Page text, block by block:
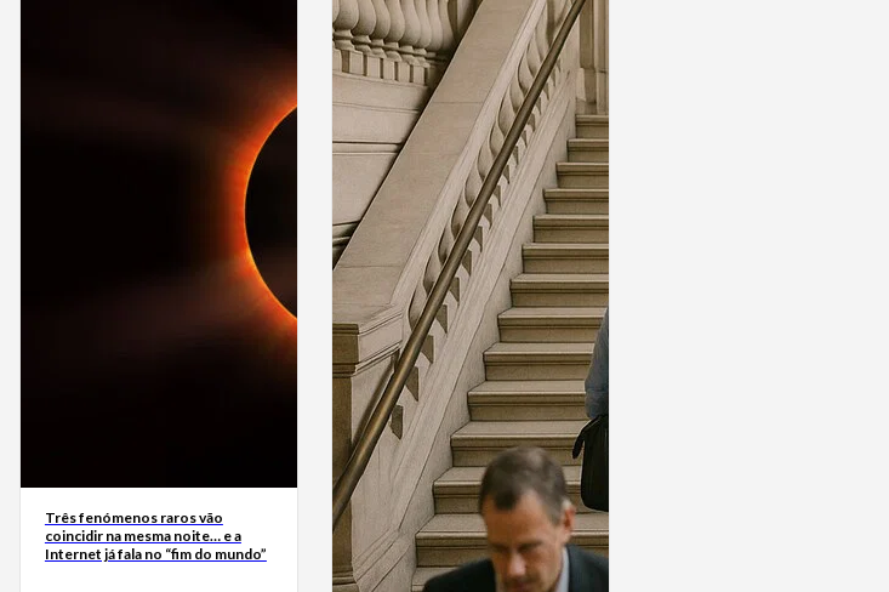
Três fenómenos raros vão
coincidir na mesma noite… e a
Internet já fala no “fim do mundo”